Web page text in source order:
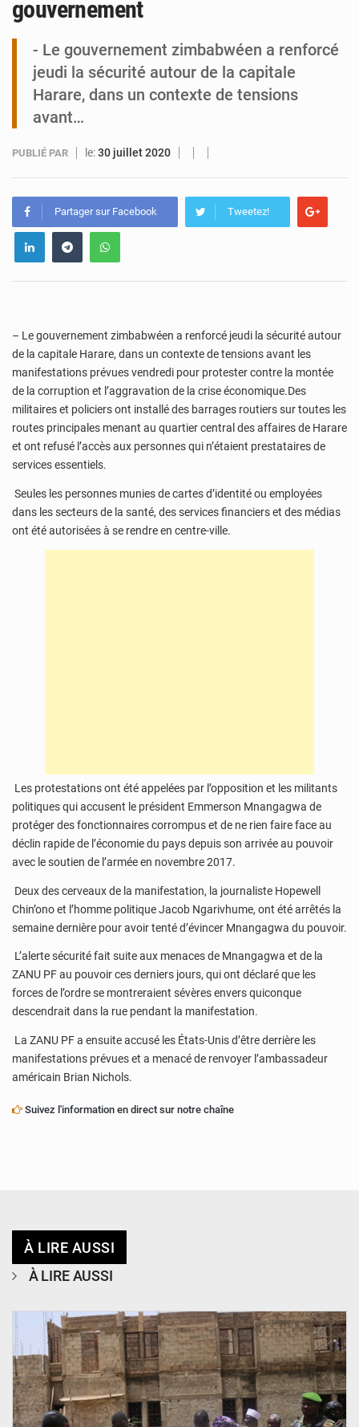
gouvernement
- Le gouvernement zimbabwéen a renforcé
jeudi la sécurité autour de la capitale
Harare, dans un contexte de tensions
avant…
PUBLIÉ PAR le:30 juillet 2020
Partager sur Facebook Tweetez!
– Le gouvernement zimbabwéen a renforcé jeudi la sécurité autour
de la capitale Harare, dans un contexte de tensions avant les
manifestations prévues vendredi pour protester contre la montée
de la corruption et l’aggravation de la crise économique.Des
militaires et policiers ont installé des barrages routiers sur toutes les
routes principales menant au quartier central des affaires de Harare
et ont refusé l’accès aux personnes qui n’étaient prestataires de
services essentiels.
Seules les personnes munies de cartes d’identité ou employées
dans les secteurs de la santé, des services financiers et des médias
ont été autorisées à se rendre en centre-ville.
Les protestations ont été appelées par l’opposition et les militants
politiques qui accusent le président Emmerson Mnangagwa de
protéger des fonctionnaires corrompus et de ne rien faire face au
déclin rapide de l’économie du pays depuis son arrivée au pouvoir
avec le soutien de l’armée en novembre 2017.
Deux des cerveaux de la manifestation, la journaliste Hopewell
Chin’ono et l’homme politique Jacob Ngarivhume, ont été arrêtés la
semaine dernière pour avoir tenté d’évincer Mnangagwa du pouvoir.
L’alerte sécurité fait suite aux menaces de Mnangagwa et de la
ZANU PF au pouvoir ces derniers jours, qui ont déclaré que les
forces de l’ordre se montreraient sévères envers quiconque
descendrait dans la rue pendant la manifestation.
La ZANU PF a ensuite accusé les États-Unis d’être derrière les
manifestations prévues et a menacé de renvoyer l’ambassadeur
américain Brian Nichols.
Suivez l'information en direct sur notre chaîne
À LIRE AUSSI
À LIRE AUSSI